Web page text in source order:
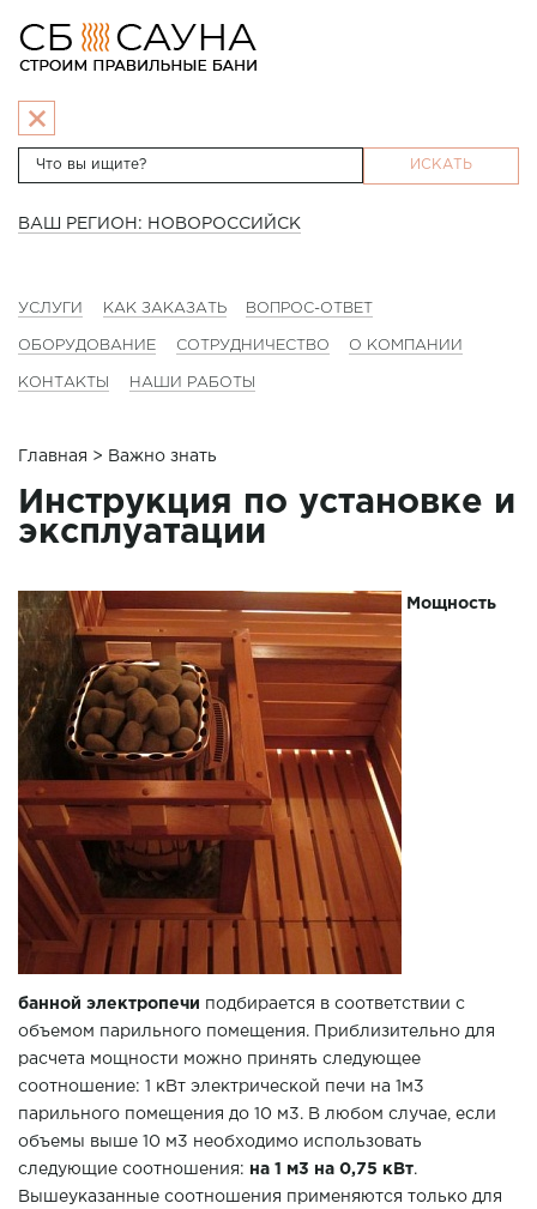
ИСКАТЬ
ВАШ РЕГИОН: НОВОРОССИЙСК
УСЛУГИ КАК ЗАКАЗАТЬ ВОПРОС-ОТВЕТ
ОБОРУДОВАНИЕ СОТРУДНИЧЕСТВО О КОМПАНИИ
КОНТАКТЫ НАШИ РАБОТЫ
Главная > Важно знать
Инструкция по установке и
эксплуатации
Мощность
банной электропечи подбирается в соответствии с
объемом парильного помещения. Приблизительно для
расчета мощности можно принять следующее
соотношение: 1 кВт электрической печи на 1м3
парильного помещения до 10 м3. В любом случае, если
объемы выше 10 м3 необходимо использовать
следующие соотношения: на 1 м3 на 0,75 кВт.
Вышеуказанные соотношения применяются только для